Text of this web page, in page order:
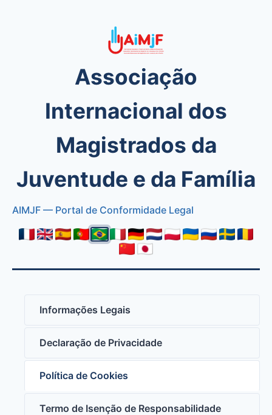
Associação
Internacional dos
Magistrados da
Juventude e da Família
AIMJF — Portal de Conformidade Legal
Informações Legais
Declaração de Privacidade
Política de Cookies
Termo de Isenção de Responsabilidade